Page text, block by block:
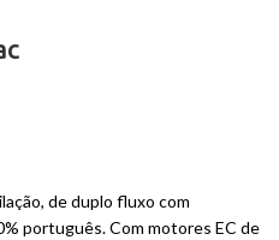
de duplo fluxo com
português. Com motores EC de